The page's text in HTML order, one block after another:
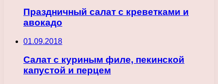
Праздничный салат с креветками и
авокадо
01.09.2018
Салат с куриным филе, пекинской
капустой и перцем